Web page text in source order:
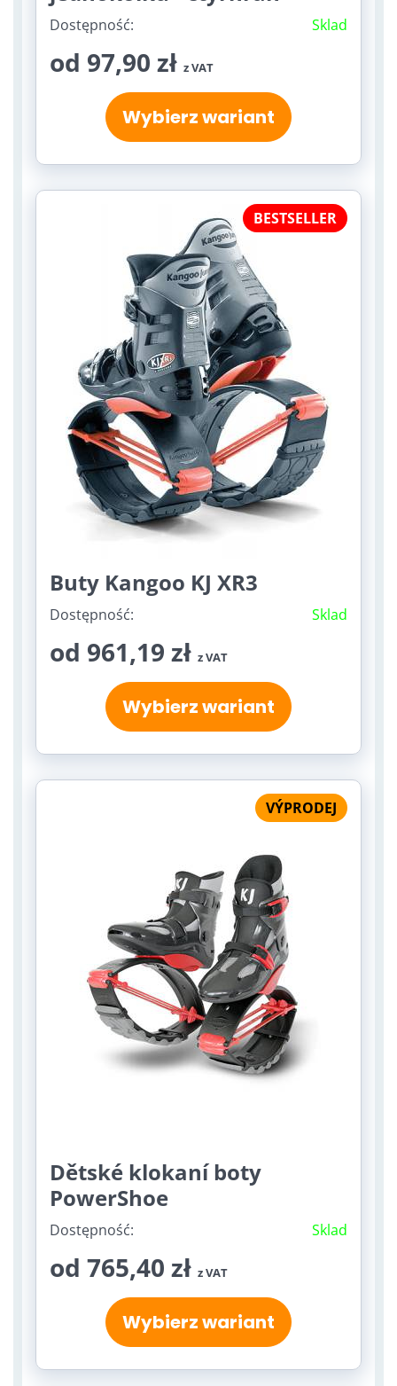
Dostępność: Sklad
od 97,90 zł z VAT
Wybierz wariant
BESTSELLER
Buty Kangoo KJ XR3
Dostępność: Sklad
od 961,19 zł z VAT
Wybierz wariant
VÝPRODEJ
Dětské klokaní boty
PowerShoe
Dostępność: Sklad
od 765,40 zł z VAT
Wybierz wariant